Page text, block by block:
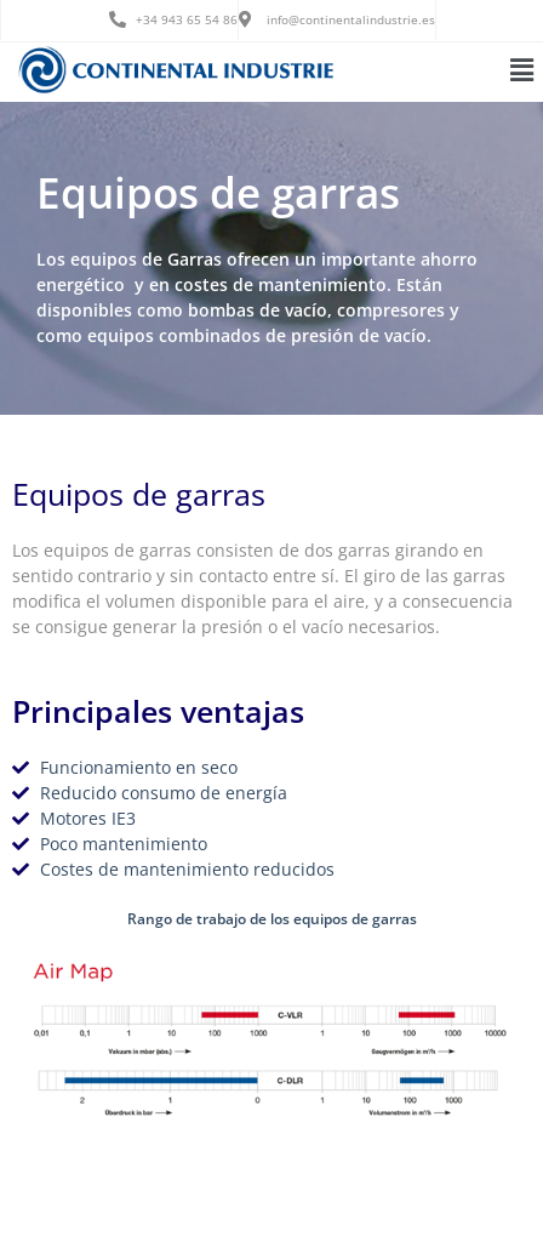
contenido
+34 943 65 54 86 info@continentalindustrie.es
Equipos de garras
Los equipos de Garras ofrecen un importante ahorro
energético y en costes de mantenimiento. Están
disponibles como bombas de vacío, compresores y
como equipos combinados de presión de vacío.
Equipos de garras
Los equipos de garras consisten de dos garras girando en
sentido contrario y sin contacto entre sí. El giro de las garras
modifica el volumen disponible para el aire, y a consecuencia
se consigue generar la presión o el vacío necesarios.
Principales ventajas
Funcionamiento en seco
Reducido consumo de energía
Motores IE3
Poco mantenimiento
Costes de mantenimiento reducidos
Rango de trabajo de los equipos de garras